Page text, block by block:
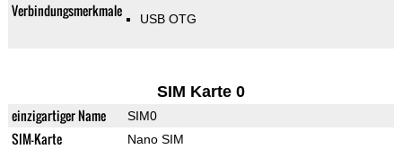
Verbindungsmerkmale USB OTG
SIM Karte 0
einzigartiger Name SIM0
SIM-Karte Nano SIM